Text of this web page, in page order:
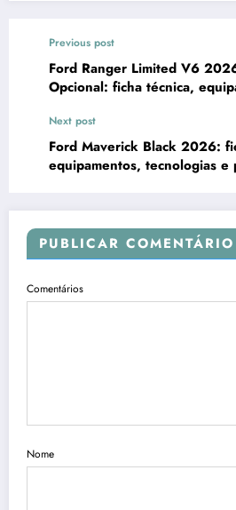
Previous post
Ford Ranger Limited V6
Opcional: ficha técnica,
mais completa
Next post
Ford Maverick Black 2026:
equipamentos, tecnologias e
PUBLICAR COMENTÁRIO
Comentários
Nome